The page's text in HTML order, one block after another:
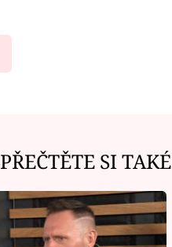
PŘEČTĚTE SI TAKÉ